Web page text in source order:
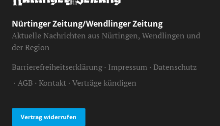
Nürtinger Zeitung/Wendlinger Zeitung
Aktuelle Nachrichten aus Nürtingen, Wendlingen und
der Region
Barrierefreiheitserklärung Impressum Datenschutz
AGB Kontakt Verträge kündigen
Vertrag widerrufen